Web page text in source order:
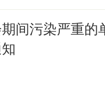
间污染严重的